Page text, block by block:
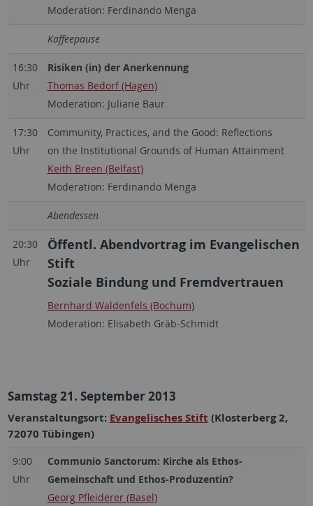
Moderation: Ferdinando Menga
Kaffeepause
16:30
Uhr
Risiken (in) der Anerkennung
Thomas Bedorf (Hagen)
Moderation: Juliane Baur
17:30
Uhr
Community, Practices, and the Good: Reflections
on the Institutional Grounds of Human Attainment
Keith Breen (Belfast)
Moderation: Ferdinando Menga
Abendessen
20:30
Uhr
Öffentl. Abendvortrag im Evangelischen
Stift
Soziale Bindung und Fremdvertrauen
Bernhard Waldenfels (Bochum)
Moderation: Elisabeth Gräb-Schmidt
Samstag 21. September 2013
Veranstaltungsort: Evangelisches Stift (Klosterberg 2,
72070 Tübingen)
9:00
Uhr
Communio Sanctorum: Kirche als Ethos-
Gemeinschaft und Ethos-Produzentin?
Georg Pfleiderer (Basel)